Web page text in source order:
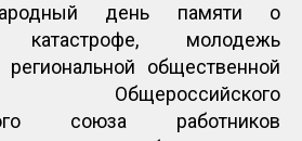
день памяти о
катастрофе, молодежь
региональной общественной
Общероссийского
союза работников